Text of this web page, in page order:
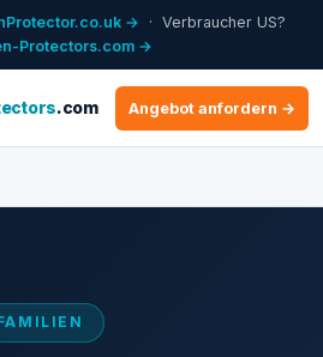
→ · Verbraucher US?
Protectors.com →
.com Angebot anfordern →